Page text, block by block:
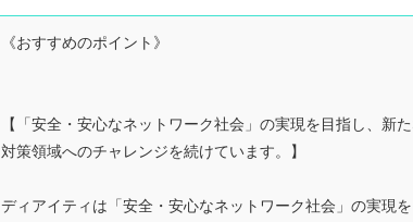
《おすすめのポイント》
【「安全・安心なネットワーク社会」の実現を目指し、新
対策領域へのチャレンジを続けています。】
ディアイティは「安全・安心なネットワーク社会」の実現